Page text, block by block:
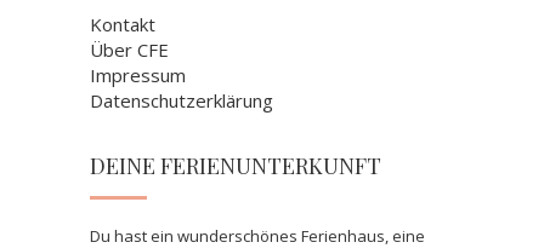
Kontakt
Über CFE
Impressum
Datenschutzerklärung
DEINE FERIENUNTERKUNFT
Du hast ein wunderschönes Ferienhaus, eine